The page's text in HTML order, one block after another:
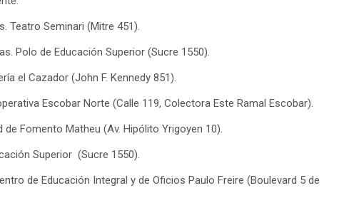
Teatro Seminari (Mitre 451).
Polo de Educación Superior (Sucre 1550).
el Cazador (John F. Kennedy 851).
Escobar Norte (Calle 119, Colectora Este Ramal Escobar).
Fomento Matheu (Av. Hipólito Yrigoyen 10).
Superior (Sucre 1550).
de Educación Integral y de Oficios Paulo Freire (Boulevard 5 de